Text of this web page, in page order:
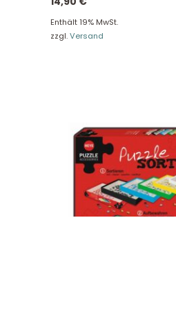
Enthält 19% MwSt.
zzgl.Versand
AGB
in HaanDesign byZeitansicht